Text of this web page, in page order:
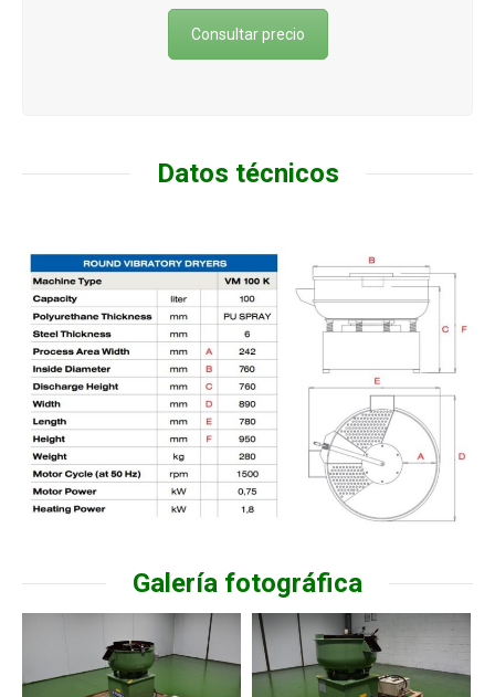
Consultar precio
Datos técnicos
Galería fotográfica